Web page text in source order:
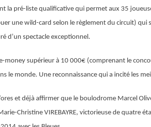
la pré-liste qualificative qui permet aux 35
une wild-card selon le règlement du circuit) qui
d’un spectacle exceptionnel.
money supérieur à 10 000€ (comprenant le
le monde. Une reconnaissance qui a incité les
et déjà affirmer que le boulodrome Marcel
Christine VIREBAYRE, victorieuse de quatre